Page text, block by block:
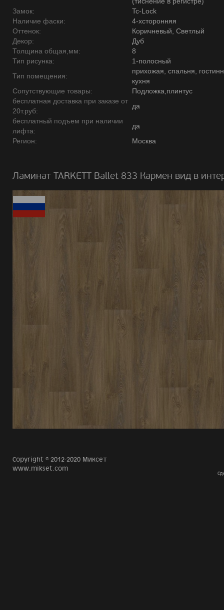
Замок:
Tc-Lock
Наличие фаски:
4-хсторонняя
Оттенок:
Коричневый, Светлый
Декор:
Дуб
Толщина общая,мм:
8
Тип рисунка:
1-полосный
Тип помещения:
прихожая, спальня,
кухня
Сопутствующие товары:
Подложка,плинтус
бесплатная доставка при заказе от
20т.руб:
да
бесплатный подъем при наличии
лифта:
да
Регион:
Москва
Ламинат TARKETT Ballet 833 Кармен вид в
Copyright © 2012-2020 Миксет
www.mikset.com